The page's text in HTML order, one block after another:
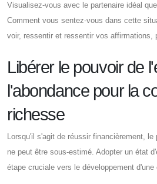
Visualisez-vous avec le partenaire idéal
Comment vous sentez-vous dans cette
voir, ressentir et ressentir vos affirmations,
Libérer le pouvoir de
l'abondance pour la
richesse
Lorsqu'il s'agit de réussir financièrement,
ne peut être sous-estimé. Adopter un état
étape cruciale vers le développement